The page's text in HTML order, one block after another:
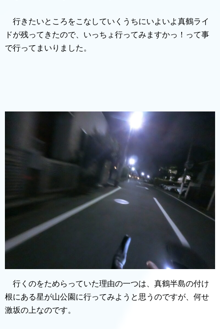
行きたいところをこなしていくうちにいよいよ真鶴ライ
ドが残ってきたので、いっちょ行ってみますかっ！って事
で行ってまいりました。
行くのをためらっていた理由の一つは、真鶴半島の付け
根にある星が山公園に行ってみようと思うのですが、何せ
激坂の上なのです。